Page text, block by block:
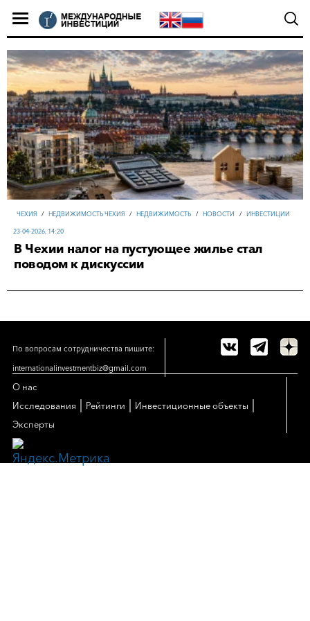
ЧЕХИЯ / НЕДВИЖИМОСТЬ ЧЕХИЯ / НЕДВИЖИМОСТЬ / НОВОСТИ / ИНВЕСТИЦИИ
23-04-2026, 14:20
В Чехии налог на пустующее жилье стал
поводом к дискуссии
По вопросам сотрудничества пишите:
internationalinvestmentbiz@gmail.com
О нас
Исследования
Рейтинги Инвестиционные объекты
Эксперты